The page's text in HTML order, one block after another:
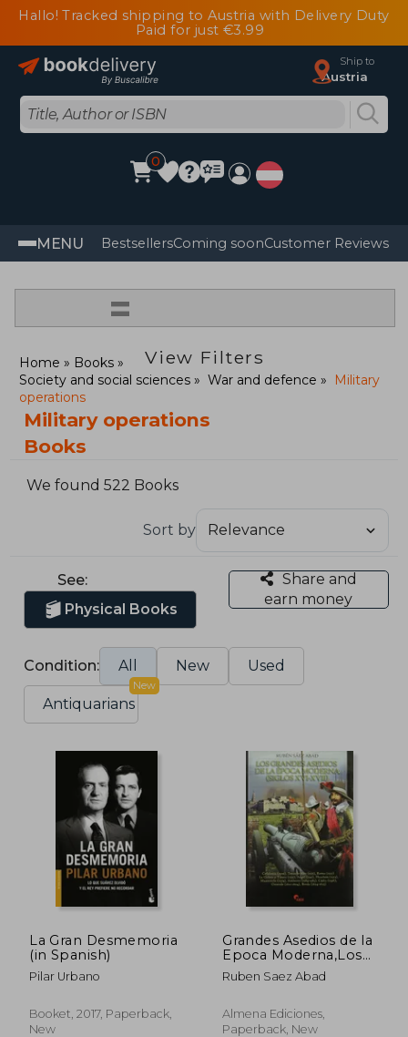
Hallo! Tracked shipping to Austria with Delivery Duty
Paid for just €3.99
Ship to
Austria
0
MENU BestsellersComing soonCustomer Reviews
=
View Filters
Home
Books
Society and social sciences
War and defence
Military
operations
Military operations
Books
We found 522 Books
Sort by
See:
Physical Books
Share and
earn money
Condition: All New Used
Antiquarians
New
La Gran Desmemoria
(in Spanish)
Pilar Urbano
Booket, 2017, Paperback,
New
Grandes Asedios de la
Epoca Moderna,Los
(S. Xvi-Xvii) (in
Spanish)
Ruben Saez Abad
Almena Ediciones,
Paperback, New